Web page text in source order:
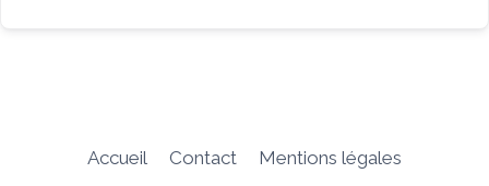
Accueil Contact
Mentions légales